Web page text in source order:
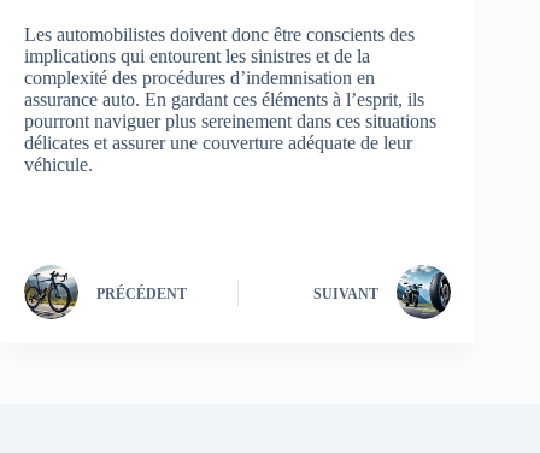
Les automobilistes doivent donc être conscients des
implications qui entourent les sinistres et de la
complexité des procédures d’indemnisation en
assurance auto. En gardant ces éléments à l’esprit, ils
pourront naviguer plus sereinement dans ces situations
délicates et assurer une couverture adéquate de leur
véhicule.
PRÉCÉDENT SUIVANT